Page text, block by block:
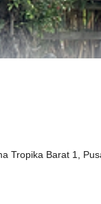
Tropika Barat 1,